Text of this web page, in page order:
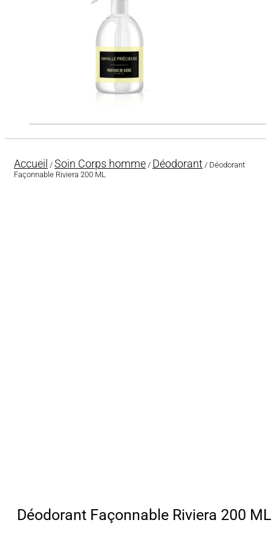
Accueil / Soin Corps homme / Déodorant / Déodorant
Façonnable Riviera 200 ML
Déodorant Façonnable Riviera 200 ML